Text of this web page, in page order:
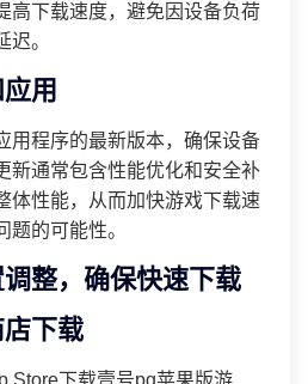
高下载速度，避免因设备负荷
。
用
用程序的最新版本，确保设备
新通常包含性能优化和安全补
体性能，从而加快游戏下载速
题的可能性。
整，确保快速下载
下载
Store下载壹号pg苹果版游